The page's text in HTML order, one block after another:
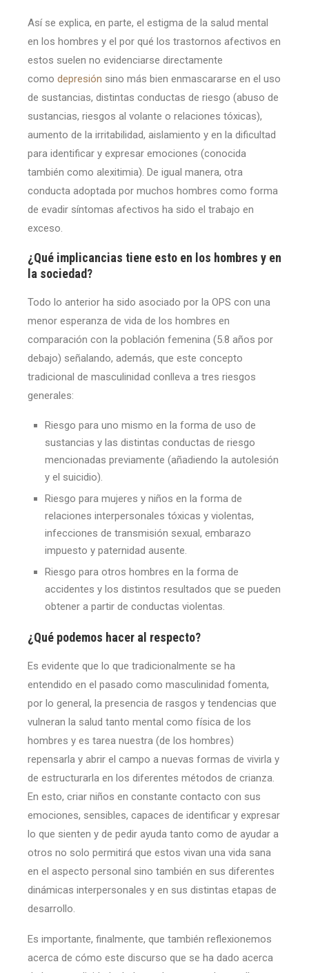
Así se explica, en parte, el estigma de la salud mental
en los hombres y el por qué los trastornos afectivos en
estos suelen no evidenciarse directamente
como depresión sino más bien enmascararse en el uso
de sustancias, distintas conductas de riesgo (abuso de
sustancias, riesgos al volante o relaciones tóxicas),
aumento de la irritabilidad, aislamiento y en la dificultad
para identificar y expresar emociones (conocida
también como alexitimia). De igual manera, otra
conducta adoptada por muchos hombres como forma
de evadir síntomas afectivos ha sido el trabajo en
exceso.
¿Qué implicancias tiene esto en los hombres y en
la sociedad?
Todo lo anterior ha sido asociado por la OPS con una
menor esperanza de vida de los hombres en
comparación con la población femenina (5.8 años por
debajo) señalando, además, que este concepto
tradicional de masculinidad conlleva a tres riesgos
generales:
Riesgo para uno mismo en la forma de uso de
sustancias y las distintas conductas de riesgo
mencionadas previamente (añadiendo la autolesión
y el suicidio).
Riesgo para mujeres y niños en la forma de
relaciones interpersonales tóxicas y violentas,
infecciones de transmisión sexual, embarazo
impuesto y paternidad ausente.
Riesgo para otros hombres en la forma de
accidentes y los distintos resultados que se pueden
obtener a partir de conductas violentas.
¿Qué podemos hacer al respecto?
Es evidente que lo que tradicionalmente se ha
entendido en el pasado como masculinidad fomenta,
por lo general, la presencia de rasgos y tendencias que
vulneran la salud tanto mental como física de los
hombres y es tarea nuestra (de los hombres)
repensarla y abrir el campo a nuevas formas de vivirla y
de estructurarla en los diferentes métodos de crianza.
En esto, criar niños en constante contacto con sus
emociones, sensibles, capaces de identificar y expresar
lo que sienten y de pedir ayuda tanto como de ayudar a
otros no solo permitirá que estos vivan una vida sana
en el aspecto personal sino también en sus diferentes
dinámicas interpersonales y en sus distintas etapas de
desarrollo.
Es importante, finalmente, que también reflexionemos
acerca de cómo este discurso que se ha dado acerca